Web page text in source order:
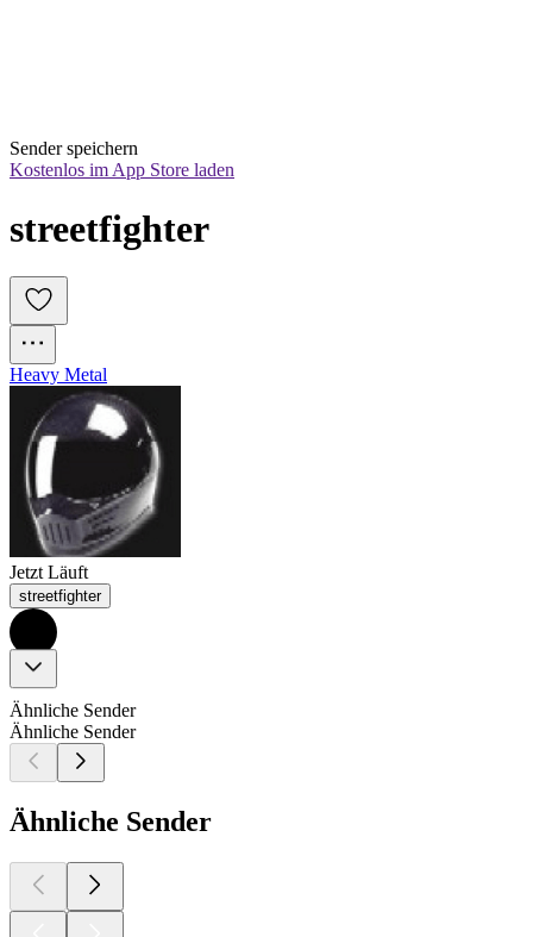
Sender speichern
Kostenlos im App Store laden
streetfighter
Heavy Metal
Jetzt Läuft
streetfighter
Ähnliche Sender
Ähnliche Sender
Ähnliche Sender